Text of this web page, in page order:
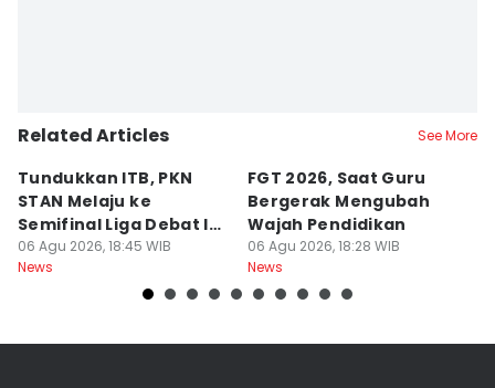
Related Articles See More
Tundukkan ITB, PKN
STAN Melaju ke
Semifinal Liga Debat IDN
Times 2026
06 Agu 2026, 18:45 WIB
News
FGT 2026, Saat Guru
Bergerak Mengubah
Wajah Pendidikan
06 Agu 2026, 18:28 WIB
News